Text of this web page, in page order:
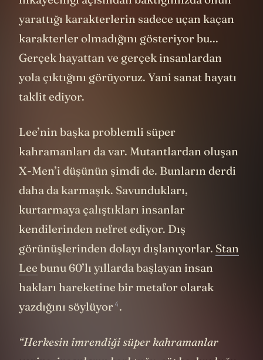
yarattığı karakterlerin sadece uçan kaçan
karakterler olmadığını gösteriyor bu...
Gerçek hayattan ve gerçek insanlardan
yola çıktığını görüyoruz. Yani sanat hayatı
taklit ediyor.
Lee’nin başka problemli süper
kahramanları da var. Mutantlardan oluşan
X-Men’i düşünün şimdi de. Bunların derdi
daha da karmaşık. Savundukları,
kurtarmaya çalıştıkları insanlar
kendilerinden nefret ediyor. Dış
görünüşlerinden dolayı dışlanıyorlar. Stan
Lee bunu 60’lı yıllarda başlayan insan
hakları hareketine bir metafor olarak
yazdığını söylüyor4.
“Herkesin imrendiği süper kahramanlar